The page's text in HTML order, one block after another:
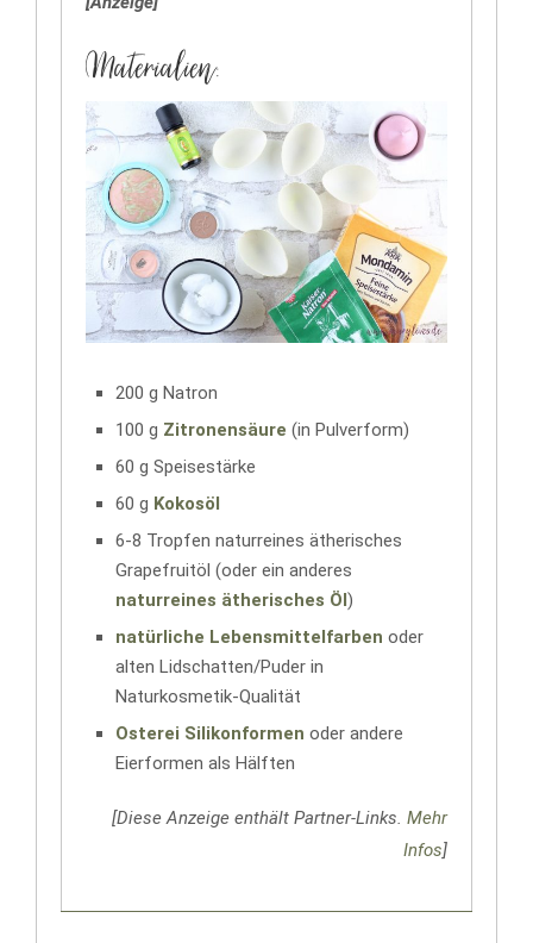
Materialien:
200 g Natron
100 g Zitronensäure (in Pulverform)
60 g Speisestärke
60 g Kokosöl
6-8 Tropfen naturreines ätherisches
Grapefruitöl (oder ein anderes
naturreines ätherisches Öl)
natürliche Lebensmittelfarben oder
alten Lidschatten/Puder in
Naturkosmetik-Qualität
Osterei Silikonformen oder andere
Eierformen als Hälften
[Diese Anzeige enthält Partner-Links. Mehr
Infos]